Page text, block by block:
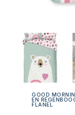
GOOD
EN
FLANEL